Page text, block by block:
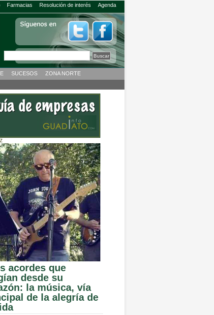
Farmacias Resolución de interés Agenda
SUCESOS
ZONA NORTE
acordes que
desde su
la música, vía
de la alegría de